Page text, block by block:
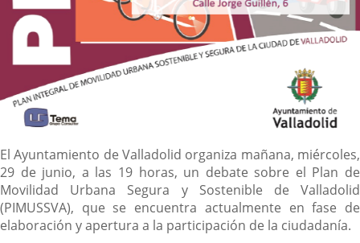
Descripción
El Ayuntamiento de Valladolid organiza mañana, miércoles,
29 de junio, a las 19 horas, un debate sobre el Plan de
Movilidad Urbana Segura y Sostenible de Valladolid
(PIMUSSVA), que se encuentra actualmente en fase de
elaboración y apertura a la participación de la ciudadanía.